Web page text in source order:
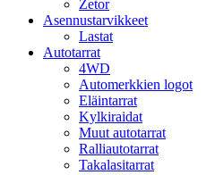
Zetor
Asennustarvikkeet
Lastat
Autotarrat
4WD
Automerkkien logot
Eläintarrat
Kylkiraidat
Muut autotarrat
Ralliautotarrat
Takalasitarrat